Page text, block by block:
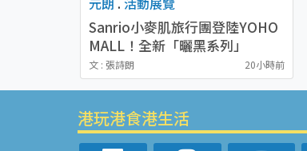
Sanrio小麥肌旅行團登陸YOHO
MALL！全新「曬黑系列」
50+款限定周邊+換領相機盲盒
文 : 張詩朗 20小時前
港玩港食港生活